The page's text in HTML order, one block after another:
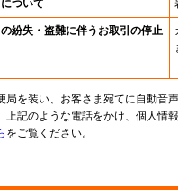
ついて
紛失・盗難に伴うお取引の停止
局を装い、お客さま宛てに自動音
上記のような電話をかけ、個人情
をご覧ください。